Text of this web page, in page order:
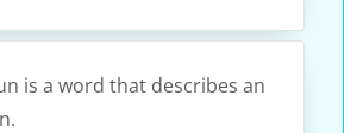
is a word that describes an